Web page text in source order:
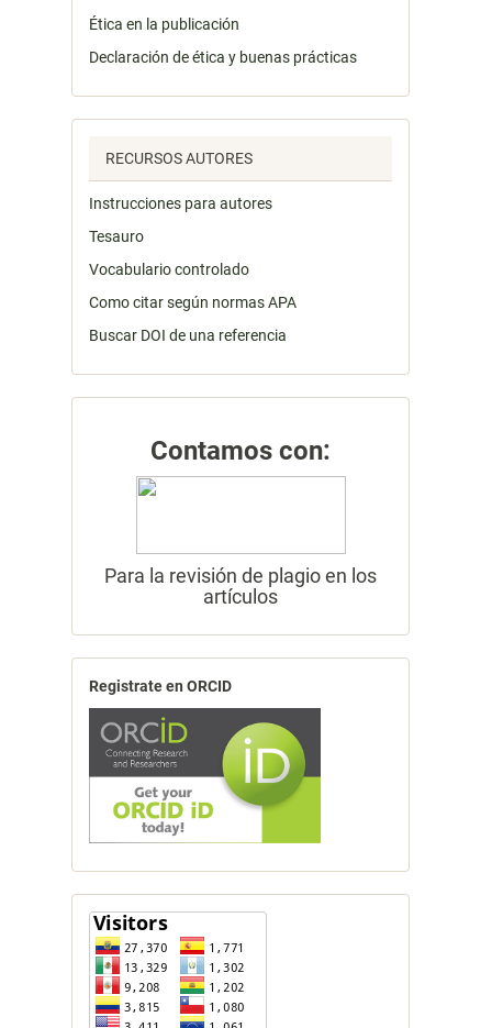
Ética en la publicación
Declaración de ética y buenas prácticas
RECURSOS AUTORES
Instrucciones para autores
Tesauro
Vocabulario controlado
Como citar según normas APA
Buscar DOI de una referencia
Contamos con:
Para la revisión de plagio en los
artículos
Registrate en ORCID